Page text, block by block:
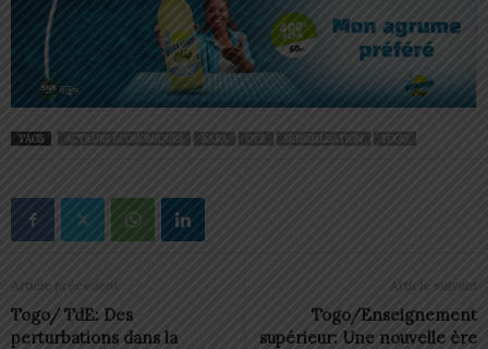
TAGS ACTEURS ÉCONOMIQUES KARA OTR SENSIBILISATION TOGO
Article précédent
Togo/ TdE: Des
perturbations dans la
Article suivant
Togo/Enseignement
supérieur: Une nouvelle ère